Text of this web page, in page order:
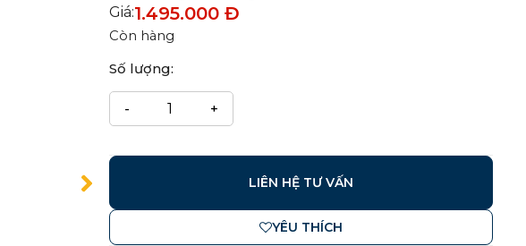
Giá:1.495.000Đ
Còn hàng
Số lượng:
LIÊN HỆ TƯ VẤN
YÊU THÍCH